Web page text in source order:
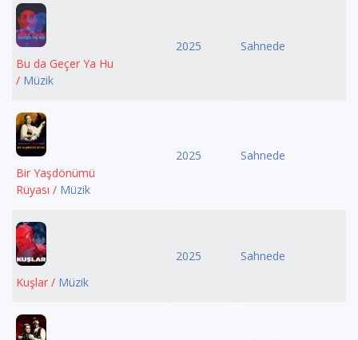
Bu da Geçer Ya Hu
/ Müzik
2025 Sahnede
Bir Yaşdönümü
Rüyası / Müzik
2025 Sahnede
Kuşlar / Müzik
2025 Sahnede